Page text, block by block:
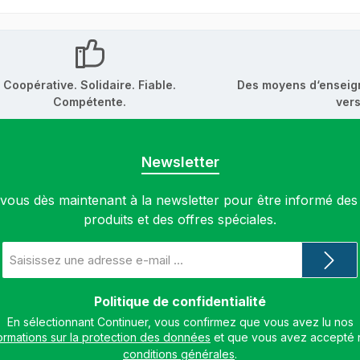
Coopérative. Solidaire. Fiable.
Compétente.
Des moyens
Newsletter
dès maintenant à la newsletter pour être informé
produits et des offres spéciales.
e-
mail
Politique de confidentialité
sur la protection des données
conditions générales.